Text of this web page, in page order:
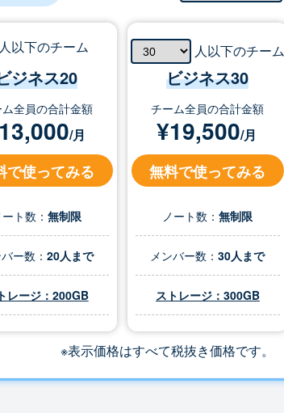
以下のチーム
ジネス20
全員の合計金額
/月
で使ってみる
ート数：無制限
ー数：20人まで
レージ：200GB
人以下のチーム
ビジネス30
チーム全員の合計金額
¥19,500/月
無料で使ってみる
ノート数：無制限
メンバー数：30人まで
ストレージ： 300GB
※表示価格はすべて税抜き価格です。